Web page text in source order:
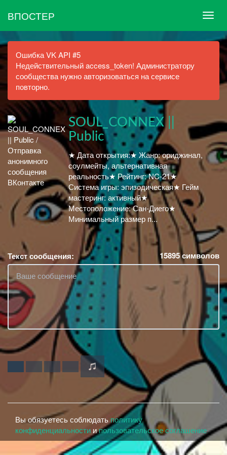
ВПОСТЕР
Ошибка VK API #5
Недействительный access_token! Администратору
сообщества нужно авторизоваться на сервисе
повторно.
SOUL_CONNEX ||
Public
★ Дата открытия:★ Жанр: ориджинал,
соулмейты, альтернативная
реальность★ Рейтинг: NC-21★
Система игры: эпизодическая★ Гейм
мастеринг: активный★
Местоположение: Сан-Диего★
Минимальный размер п...
Текст сообщения: 15895символов
Вы обязуетесь соблюдать политику
конфиденциальности ипользовательское соглашение